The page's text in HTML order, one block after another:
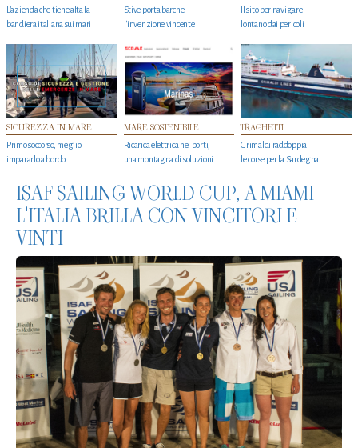
L'azienda che tiene alta la
bandiera italiana sui mari
Stive porta barche
l'invenzione vincente
Il sito per navigare
lontano dai pericoli
SICUREZZA IN MARE
Primo soccorso, meglio
impararlo a bordo
MARE SOSTENIBILE
Ricarica elettrica nei porti,
una montagna di soluzioni
TRAGHETTI
Grimaldi raddoppia
le corse per la Sardegna
ISAF SAILING WORLD CUP, A MIAMI
L'ITALIA BRILLA CON VINCITORI E
VINTI